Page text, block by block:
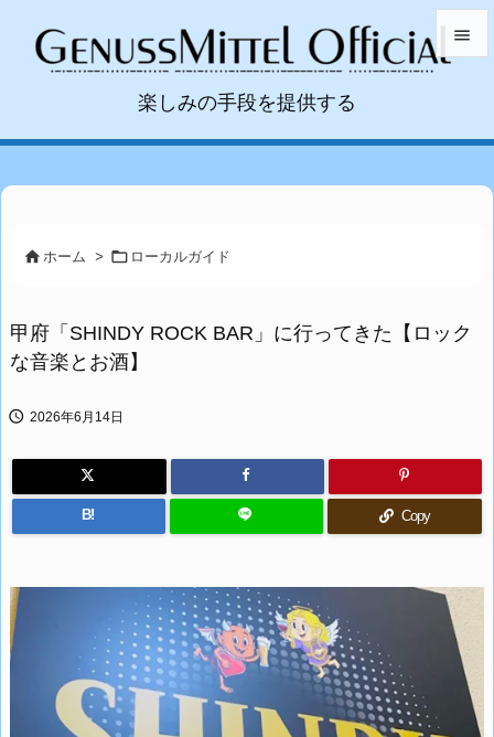
楽しみの手段を提供する


検索
 ホーム >  ローカルガイド
甲府「SHINDY ROCK BAR」に行ってきた【ロック
な音楽とお酒】
 2026年6月14日
B! Copy